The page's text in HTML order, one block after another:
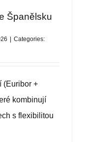
Španělsku
Categories:
(Euribor +
kombinují
s flexibilitou